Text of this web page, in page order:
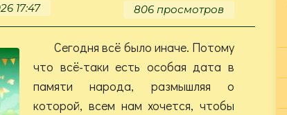
17:47 806 просмотров
Сегодня всё было иначе. Потому
что всё-таки есть особая дата в
памяти народа, размышляя о
которой, всем нам хочется, чтобы